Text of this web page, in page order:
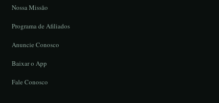
Nossa Missão
Programa de Afiliados
Anuncie Conosco
Baixar o App
Fale Conosco